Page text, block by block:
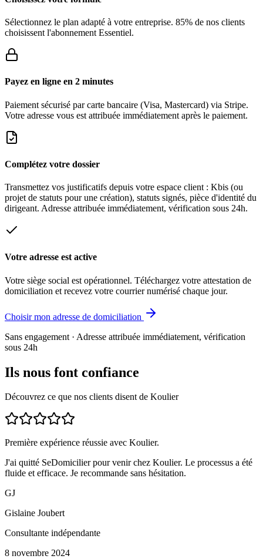
Sélectionnez le plan adapté à votre entreprise. 85% de nos clients
choisissent l'abonnement Essentiel.
Payez en ligne en 2 minutes
Paiement sécurisé par carte bancaire (Visa, Mastercard) via Stripe.
Votre adresse vous est attribuée immédiatement après le paiement.
Complétez votre dossier
Transmettez vos justificatifs depuis votre espace client : Kbis (ou
projet de statuts pour une création), statuts signés, pièce d'identité du
dirigeant. Adresse attribuée immédiatement, vérification sous 24h.
Votre adresse est active
Votre siège social est opérationnel. Téléchargez votre attestation de
domiciliation et recevez votre courrier numérisé chaque jour.
Choisir mon adresse de domiciliation
Sans engagement · Adresse attribuée immédiatement, vérification
sous 24h
Ils nous font confiance
Découvrez ce que nos clients disent de Koulier
Première expérience réussie avec Koulier.
J'ai quitté SeDomicilier pour venir chez Koulier. Le processus a été
fluide et efficace. Je recommande sans hésitation.
GJ
Gislaine Joubert
Consultante indépendante
8 novembre 2024